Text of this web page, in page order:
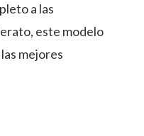
a las
este modelo
mejores